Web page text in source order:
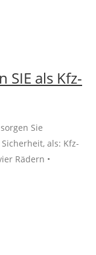
SIE als Kfz-
Sie
als: Kfz-
Rädern •